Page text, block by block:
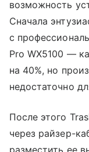
возможность
Сначала
с
Pro WX5100 —
на 40%, но
недостаточно
После этого
через райзер-
разместить ее